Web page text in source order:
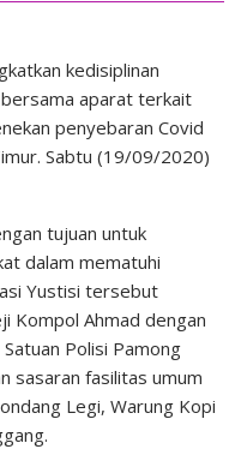
kedisiplinan
aparat terkait
penyebaran Covid
Sabtu (19/09/2020)
tujuan untuk
dalam mematuhi
Yustisi tersebut
Kompol Ahmad dengan
Polisi Pamong
sasaran fasilitas umum
Legi, Warung Kopi